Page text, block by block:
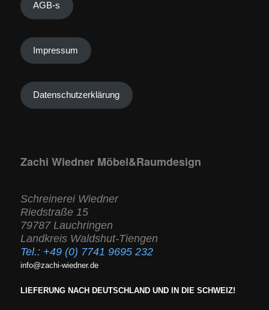
AGB-s
Impressum
Datenschutzerklärung
Zachi Wiedner Möbel&Raumdesign
Schreinerei Wiedner
Riedstraße 15
79787 Lauchringen
Landkreis Waldshut-Tiengen
Tel.: +49 (0) 7741 9695 232
info@zachi-wiedner.de
LIEFERUNG NACH DEUTSCHLAND UND IN DIE SCHWEIZ!